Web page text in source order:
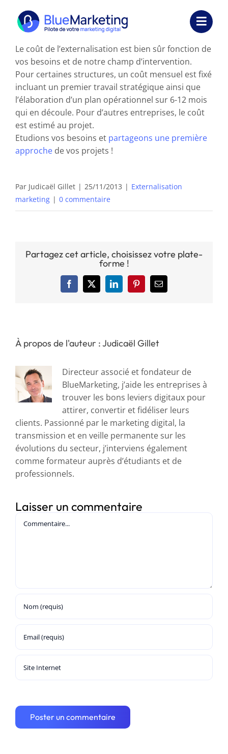
contenu
Expertises
Externalisation
Réalisations
Ressources
Société
Nous contacter
Le coût de l’externalisation est bien sûr fonction de
vos besoins et de notre champ d’intervention.
Pour certaines structures, un coût mensuel est fixé
incluant un premier travail stratégique ainsi que
l’élaboration d’un plan opérationnel sur 6-12 mois
qui en découle. Pour d’autres entreprises, le coût
est estimé au projet.
Etudions vos besoins et partageons une première
approchede vos projets !
Par Judicaël Gillet | 25/11/2013 | Externalisation
marketing | 0 commentaire
Partagez cet article, choisissez votre plate-
forme !
Facebook
X LinkedInPinterestEmail
À propos de l'auteur : Judicaël Gillet
Directeur associé et fondateur de
BlueMarketing, j’aide les entreprises à
trouver les bons leviers digitaux pour
attirer, convertir et fidéliser leurs
clients. Passionné par le marketing digital, la
transmission et en veille permanente sur les
évolutions du secteur, j’interviens également
comme formateur auprès d’étudiants et de
professionnels.
Laisser un commentaire